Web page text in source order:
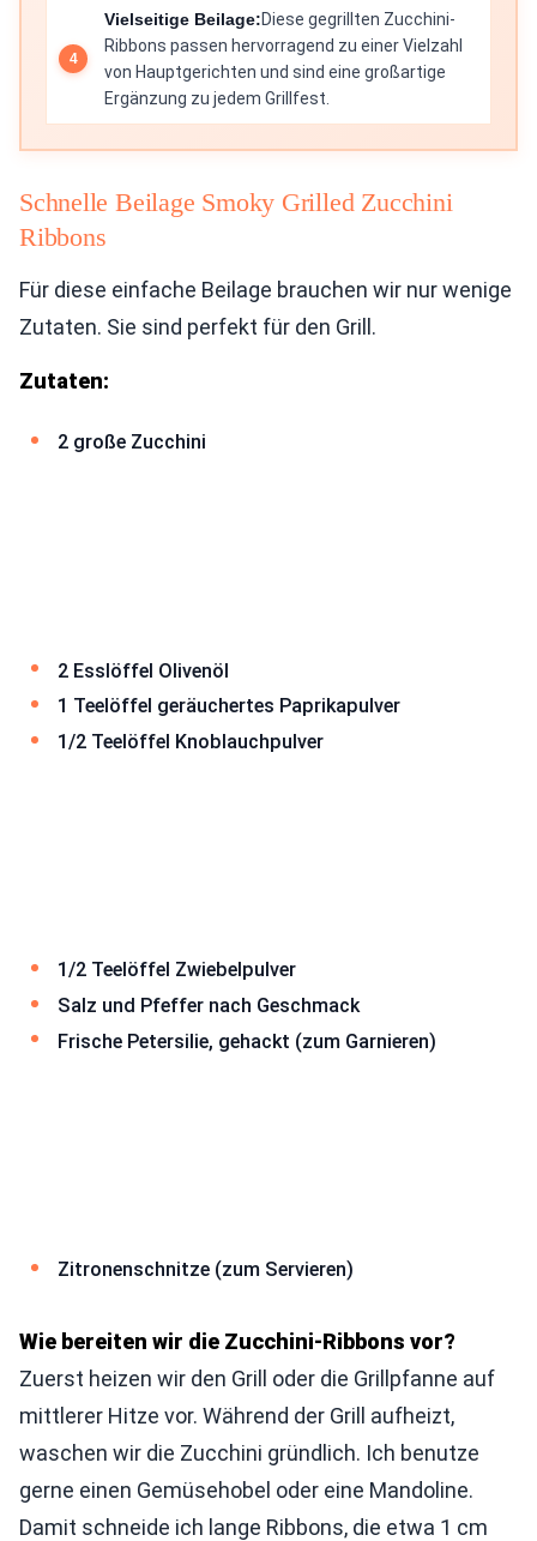
Vielseitige Beilage:Diese gegrillten Zucchini-
Ribbons passen hervorragend zu einer Vielzahl
von Hauptgerichten und sind eine großartige
Ergänzung zu jedem Grillfest.
Schnelle Beilage Smoky Grilled Zucchini
Ribbons
Für diese einfache Beilage brauchen wir nur wenige
Zutaten. Sie sind perfekt für den Grill.
Zutaten:
2 große Zucchini
2 Esslöffel Olivenöl
1 Teelöffel geräuchertes Paprikapulver
1/2 Teelöffel Knoblauchpulver
1/2 Teelöffel Zwiebelpulver
Salz und Pfeffer nach Geschmack
Frische Petersilie, gehackt (zum Garnieren)
Zitronenschnitze (zum Servieren)
Wie bereiten wir die Zucchini-Ribbons vor?
Zuerst heizen wir den Grill oder die Grillpfanne auf
mittlerer Hitze vor. Während der Grill aufheizt,
waschen wir die Zucchini gründlich. Ich benutze
gerne einen Gemüsehobel oder eine Mandoline.
Damit schneide ich lange Ribbons, die etwa 1 cm